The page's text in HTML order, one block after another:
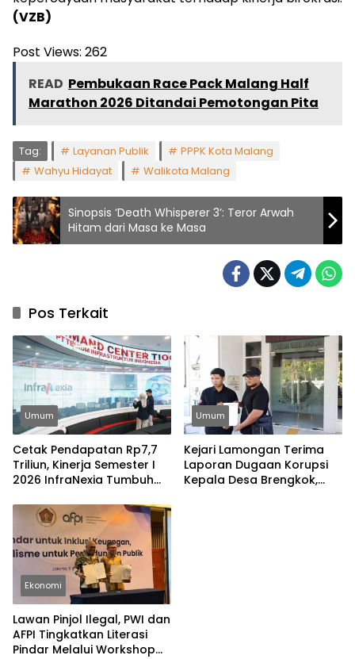
(VZB)
Post Views: 262
READ Pembukaan Race Pack Malang Half
Marathon 2026 Ditandai Pemotongan Pita
Tag: Layanan Publik
PPPK Kota Malang
Wahyu Hidayat
Walikota Malang
Sinopsis ‘Death Whisperer 3’: Teror Arwah
Hitam dari Masa ke Masa
Pos Terkait
Umum
Cetak Pendapatan Rp7,7
Triliun, Kinerja Semester I
2026 InfraNexia Tumbuh
Saing Industri Digital
Umum
Kejari Lamongan Terima
Laporan Dugaan Korupsi
Kepala Desa Brengkok,
Ekonomi
Lawan Pinjol Ilegal, PWI dan
AFPI Tingkatkan Literasi
Pindar Melalui Workshop